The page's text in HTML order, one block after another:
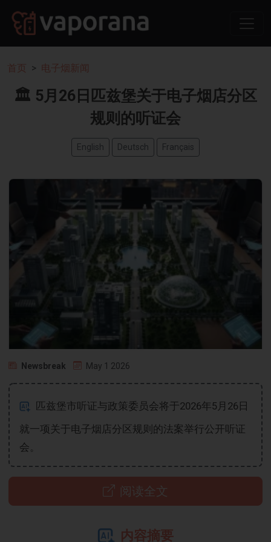
首页 电子烟新闻
🏛️ 5月26日匹兹堡关于电子烟店分区
规则的听证会
English Deutsch Français
Newsbreak May 1 2026
匹兹堡市听证与政策委员会将于2026年5月26日
就一项关于电子烟店分区规则的法案举行公开听证
会。
阅读全文
内容摘要